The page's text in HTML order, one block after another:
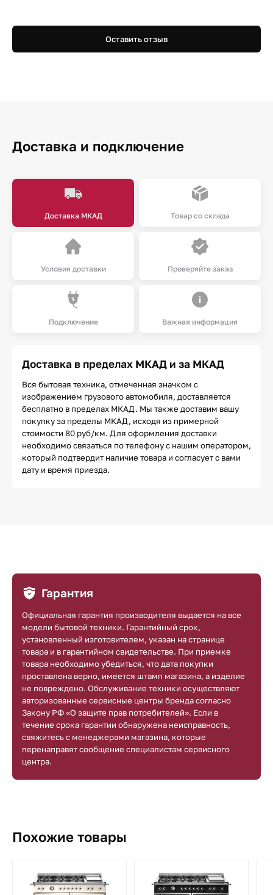
Оставить отзыв
Доставка и подключение
Доставка МКАД Товар со склада
Условия доставки Проверяйте заказ
Подключение Важная информация
Доставка в пределах МКАД и за МКАД
Вся бытовая техника, отмеченная значком с
изображением грузового автомобиля, доставляется
бесплатно в пределах МКАД. Мы также доставим вашу
покупку за пределы МКАД, исходя из примерной
стоимости 80 руб/км. Для оформления доставки
необходимо связаться по телефону с нашим оператором,
который подтвердит наличие товара и согласует с вами
дату и время приезда.
Гарантия
Официальная гарантия производителя выдается на все
модели бытовой техники. Гарантийный срок,
установленный изготовителем, указан на странице
товара и в гарантийном свидетельстве. При приемке
товара необходимо убедиться, что дата покупки
проставлена верно, имеется штамп магазина, а изделие
не повреждено. Обслуживание техники осуществляют
авторизованные сервисные центры бренда согласно
Закону РФ «О защите прав потребителей». Если в
течение срока гарантии обнаружена неисправность,
свяжитесь с менеджерами магазина, которые
перенаправят сообщение специалистам сервисного
центра.
Похожие товары